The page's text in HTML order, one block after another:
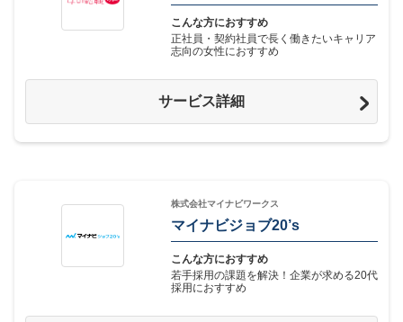
こんな方におすすめ
正社員・契約社員で長く働きたいキャリア
志向の女性におすすめ
サービス詳細
株式会社マイナビワークス
マイナビジョブ20’s
こんな方におすすめ
若手採用の課題を解決！企業が求める20代
採用におすすめ